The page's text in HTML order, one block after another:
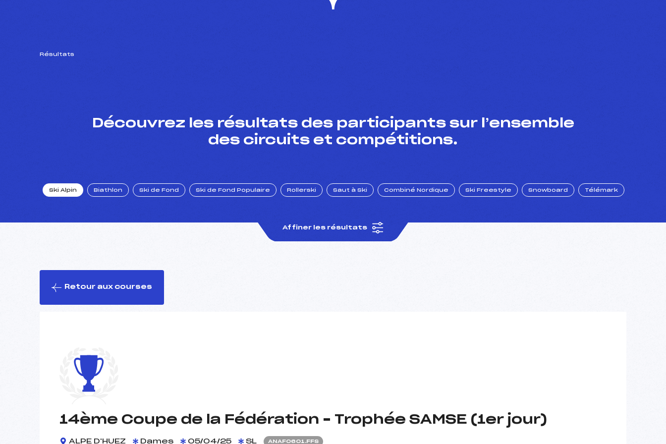
Résultats
Découvrez les résultats des participants sur l’ensemble
des circuits et compétitions.
Ski Alpin Biathlon Ski de Fond Ski de Fond Populaire Rollerski Saut à Ski Combiné Nordique Ski Freestyle Snowboard Télémark
Affiner les résultats
Retour aux courses
14ème Coupe de la Fédération – Trophée SAMSE (1er jour)
ALPE D'HUEZ Dames 05/04/25 SL ANAF0601.FFS